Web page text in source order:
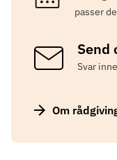
passer
Send
Svar
Om